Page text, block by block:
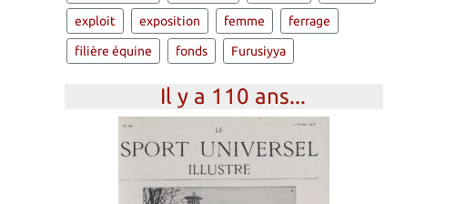
exploit exposition femme ferrage
filière équine fonds Furusiyya
Il y a 110 ans...